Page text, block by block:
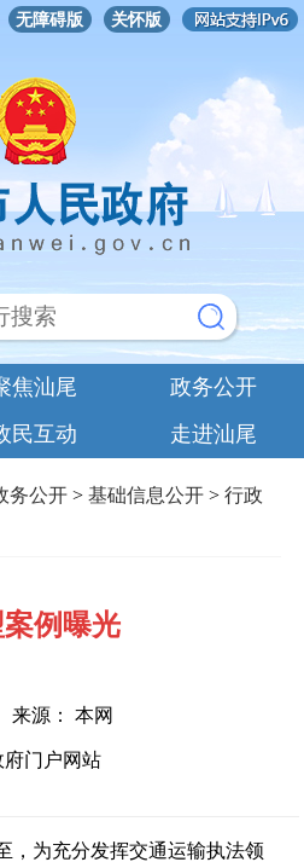
无障碍版 关怀版
焦汕尾
政务公开
民互动 走进汕尾
务公开 >基础信息公开 >行政
例曝光
来源： 本网
门户网站
为充分发挥交通运输执法领